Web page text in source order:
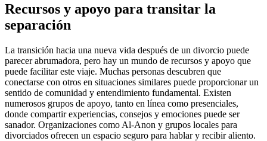
Recursos y apoyo para transitar la
separación
La transición hacia una nueva vida después de un divorcio puede
parecer abrumadora, pero hay un mundo de recursos y apoyo que
puede facilitar este viaje. Muchas personas descubren que
conectarse con otros en situaciones similares puede proporcionar un
sentido de comunidad y entendimiento fundamental. Existen
numerosos grupos de apoyo, tanto en línea como presenciales,
donde compartir experiencias, consejos y emociones puede ser
sanador. Organizaciones como Al-Anon y grupos locales para
divorciados ofrecen un espacio seguro para hablar y recibir aliento.